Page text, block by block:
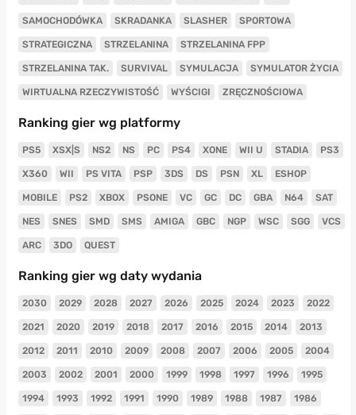
SAMOCHODÓWKA SKRADANKA SLASHER SPORTOWA
STRATEGICZNA STRZELANINA STRZELANINA FPP
STRZELANINA TAK. SURVIVAL SYMULACJA SYMULATOR ŻYCIA
WIRTUALNA RZECZYWISTOŚĆ WYŚCIGI ZRĘCZNOŚCIOWA
Ranking gier wg platformy
PS5 XSX|S NS2 NS PC PS4 XONE WII U STADIA PS3
X360 WII PS VITA PSP 3DS DS PSN XL ESHOP
MOBILE PS2 XBOX PSONE VC GC DC GBA N64 SAT
NES SNES SMD SMS AMIGA GBC NGP WSC SGG VCS
ARC 3DO QUEST
Ranking gier wg daty wydania
2030 2029 2028 2027 2026 2025 2024 2023 2022
2021 2020 2019 2018 2017 2016 2015 2014 2013
2012 2011 2010 2009 2008 2007 2006 2005 2004
2003 2002 2001 2000 1999 1998 1997 1996 1995
1994 1993 1992 1991 1990 1989 1988 1987 1986